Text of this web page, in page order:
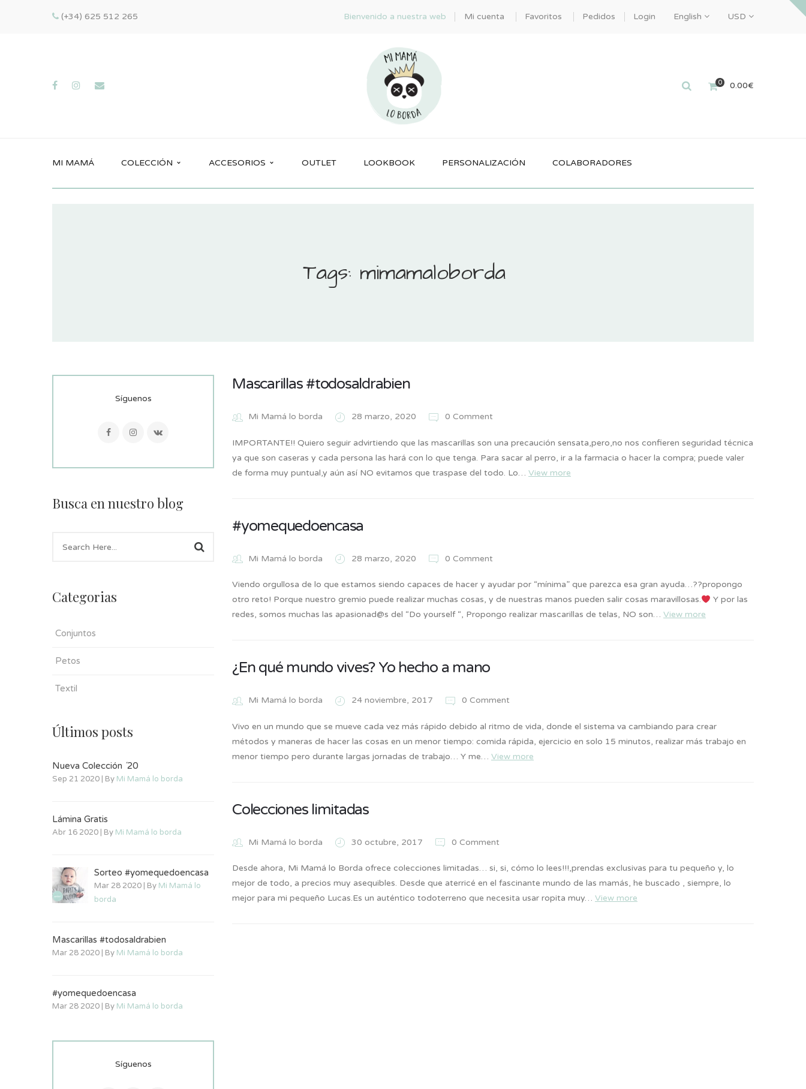
(+34) 625 512 265 Bienvenido a nuestra web Mi cuenta Favoritos Pedidos Login English USD
0 0.00€
MI MAMÁ COLECCIÓN ACCESORIOS OUTLET LOOKBOOK PERSONALIZACIÓN COLABORADORES
Tags: mimamaloborda
Síguenos
Busca en nuestro blog
Categorias
Conjuntos
Petos
Textil
Últimos posts
Nueva Colección ´20
Sep 21 2020 | By Mi Mamá lo borda
Lámina Gratis
Abr 16 2020 | By Mi Mamá lo borda
Sorteo #yomequedoencasa
Mar 28 2020 | By Mi Mamá lo
borda
Mascarillas #todosaldrabien
Mar 28 2020 | By Mi Mamá lo borda
#yomequedoencasa
Mar 28 2020 | By Mi Mamá lo borda
Síguenos
Mascarillas #todosaldrabien
Mi Mamá lo borda 28 marzo, 2020 0 Comment
IMPORTANTE!! Quiero seguir advirtiendo que las mascarillas son una precaución sensata,pero,no nos confieren seguridad técnica
ya que son caseras y cada persona las hará con lo que tenga. Para sacar al perro, ir a la farmacia o hacer la compra; puede valer
de forma muy puntual,y aún así NO evitamos que traspase del todo. Lo… View more
#yomequedoencasa
Mi Mamá lo borda 28 marzo, 2020 0 Comment
Viendo orgullosa de lo que estamos siendo capaces de hacer y ayudar por “mínima” que parezca esa gran ayuda…??propongo
otro reto! Porque nuestro gremio puede realizar muchas cosas, y de nuestras manos pueden salir cosas maravillosas.
Y por las
redes, somos muchas las apasionad@s del “Do yourself “, Propongo realizar mascarillas de telas, NO son… View more
¿En qué mundo vives? Yo hecho a mano
Mi Mamá lo borda 24 noviembre, 2017 0 Comment
Vivo en un mundo que se mueve cada vez más rápido debido al ritmo de vida, donde el sistema va cambiando para crear
métodos y maneras de hacer las cosas en un menor tiempo: comida rápida, ejercicio en solo 15 minutos, realizar más trabajo en
menor tiempo pero durante largas jornadas de trabajo… Y me… View more
Colecciones limitadas
Mi Mamá lo borda 30 octubre, 2017 0 Comment
Desde ahora, Mi Mamá lo Borda ofrece colecciones limitadas… si, si, cómo lo lees!!!,prendas exclusivas para tu pequeño y, lo
mejor de todo, a precios muy asequibles. Desde que aterricé en el fascinante mundo de las mamás, he buscado , siempre, lo
mejor para mi pequeño Lucas.Es un auténtico todoterreno que necesita usar ropita muy… View more